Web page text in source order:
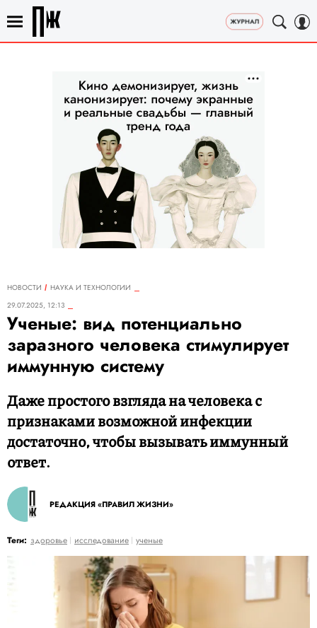
НОВОСТИ
НАУКА И ТЕХНОЛОГИИ
29.07.2025, 12:13
Ученые: вид потенциально
заразного человека стимулирует
иммунную систему
Даже простого взгляда на человека с
признаками возможной инфекции
достаточно, чтобы вызывать иммунный
ответ.
РЕДАКЦИЯ «ПРАВИЛ ЖИЗНИ»
Теги: здоровье исследование ученые